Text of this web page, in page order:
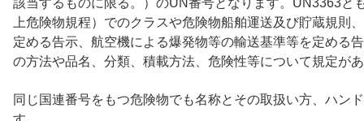
該当するものに限る。）のUN番号となります。UN3363と
上危険物規程）でのクラスや危険物船舶運送及び貯蔵規則
定める告示、航空機による爆発物等の輸送基準等を定める
の方法や品名、分類、積載方法、危険性等について規定が
同じ国連番号をもつ危険物でも名称とその取扱い方、ハン